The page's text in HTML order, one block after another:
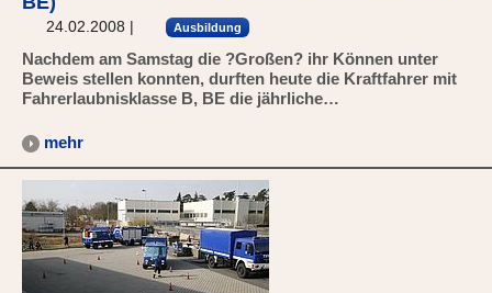
24.02.2008 | Ausbildung
Nachdem am Samstag die ?Großen? ihr Können unter
Beweis stellen konnten, durften heute die Kraftfahrer mit
Fahrerlaubnisklasse B, BE die jährliche…
mehr